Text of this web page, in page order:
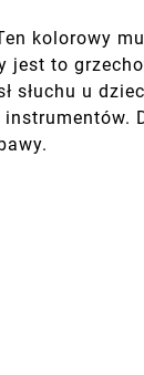
kolorowy
to
słuchu u